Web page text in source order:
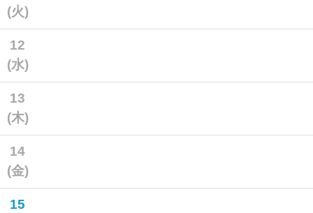
(火)
12
(水)
13
(木)
14
(金)
15